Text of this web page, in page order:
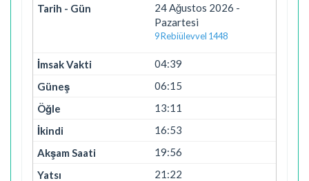
24 Ağustos 2026 -
Pazartesi
9 Rebiülevvel 1448
04:39
06:15
13:11
16:53
19:56
21:22